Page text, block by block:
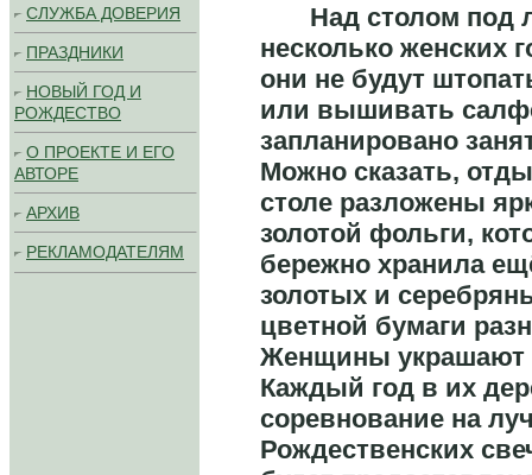
СЛУЖБА ДОВЕРИЯ
ПРАЗДНИКИ
НОВЫЙ ГОД И
РОЖДЕСТВО
О ПРОЕКТЕ И ЕГО
АВТОРЕ
АРХИВ
РЕКЛАМОДАТЕЛЯМ
Над столом под
несколько женских
они не будут
или вышивать
запланировано
Можно сказать,
столе разложены
золотой фольги,
бережно хранила
золотых и
цветной бумаги
Женщины украшают
Каждый год в их
соревнование на
Рождественских